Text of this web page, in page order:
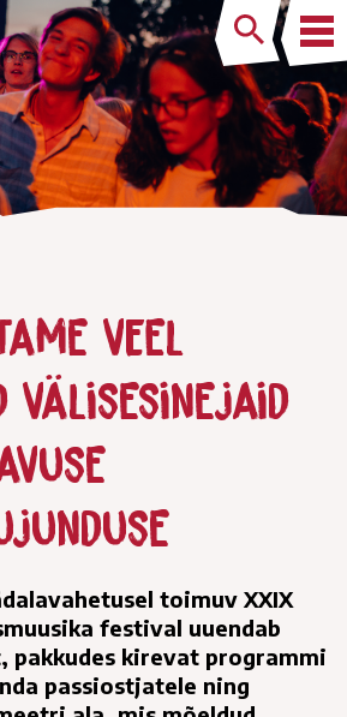
veel
välisesinejaid
toimuv XXIX
festival uuendab
pakkudes kirevat programmi
passiostjatele ning